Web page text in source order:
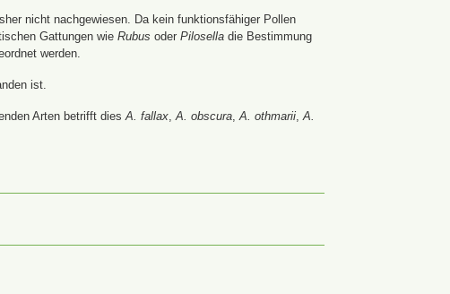
nicht nachgewiesen. Da kein funktionsfähiger Pollen
Gattungen wie Rubus oder Pilosella die Bestimmung
werden.
ist.
Arten betrifft diesA. fallax,A. obscura,A. othmarii,A.